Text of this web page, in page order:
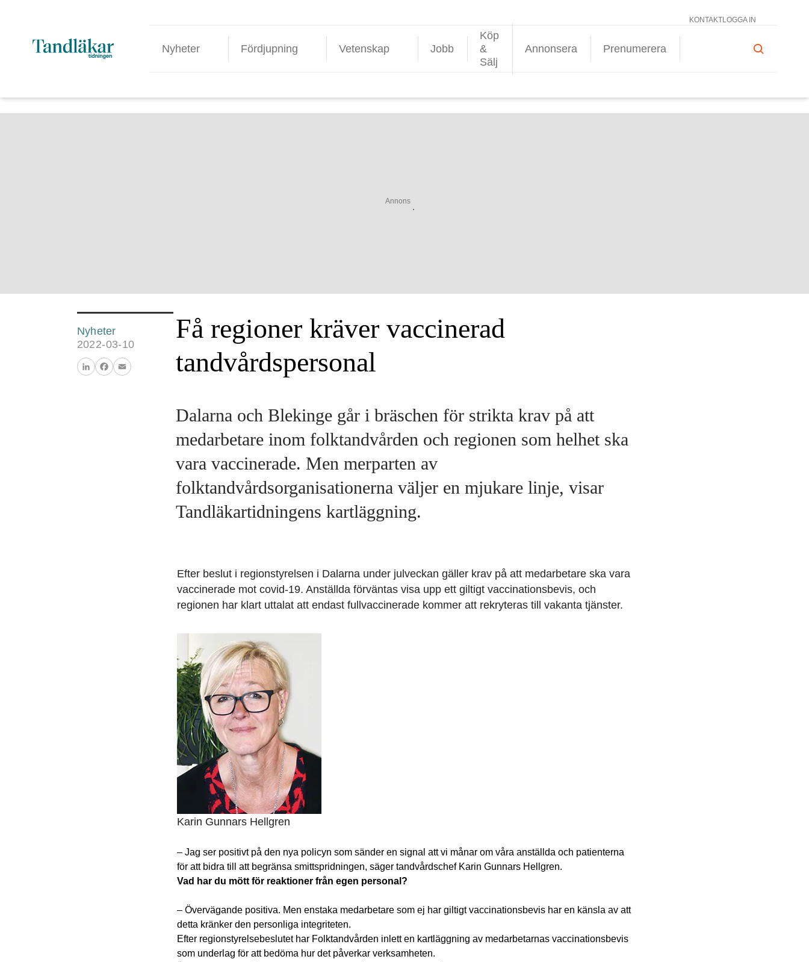
KONTAKTLOGGA IN
Nyheter Fördjupning Vetenskap Jobb
Köp
&
Sälj
Annonsera Prenumerera
Annons
Nyheter
2022-03-10
LinkedInFacebook
Email
Få regioner ­kräver vaccinerad
tandvårdspersonal
Dalarna och Blekinge går i bräschen för strikta krav på att
medarbetare inom folktandvården och regionen som helhet ska
vara vaccinerade. Men merparten av
folktandvårdsorganisationerna väljer en mjukare linje, visar
Tandläkartidningens kartläggning.
Efter beslut i regionstyrelsen i Dalarna under julveckan gäller krav på att medarbetare ska vara
vaccinerade mot covid-19. Anställda förväntas visa upp ett giltigt vaccinationsbevis, och
regionen har klart uttalat att endast fullvaccinerade kommer att rekryteras till vakanta tjänster.
Karin Gunnars Hellgren
– Jag ser positivt på den nya policyn som sänder en signal att vi månar om våra anställda och patienterna
för att bidra till att begränsa smittspridningen, ­säger tandvårdschef Karin Gunnars Hellgren.
Vad har du mött för reaktioner från egen personal?
– Övervägande positiva. Men enstaka medarbetare som ej har giltigt vaccinationsbevis har en känsla av att
detta kränker den personliga integriteten.
Efter regionstyrelsebeslutet har Folktandvården inlett en kartläggning av medarbetarnas vaccinationsbevis
som underlag för att bedöma hur det påverkar verksamheten.